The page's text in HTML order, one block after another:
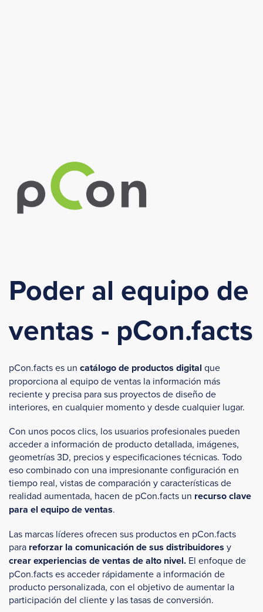
Poder al equipo de
ventas - pCon.facts
pCon.facts es un catálogo de productos digital que
proporciona al equipo de ventas la información más
reciente y precisa para sus proyectos de diseño de
interiores, en cualquier momento y desde cualquier lugar.
Con unos pocos clics, los usuarios profesionales pueden
acceder a información de producto detallada, imágenes,
geometrías 3D, precios y especificaciones técnicas. Todo
eso combinado con una impresionante configuración en
tiempo real, vistas de comparación y características de
realidad aumentada, hacen de pCon.facts un recurso clave
para el equipo de ventas.
Las marcas líderes ofrecen sus productos en pCon.facts
para reforzar la comunicación de sus distribuidores y
crear experiencias de ventas de alto nivel. El enfoque de
pCon.facts es acceder rápidamente a información de
producto personalizada, con el objetivo de aumentar la
participación del cliente y las tasas de conversión.